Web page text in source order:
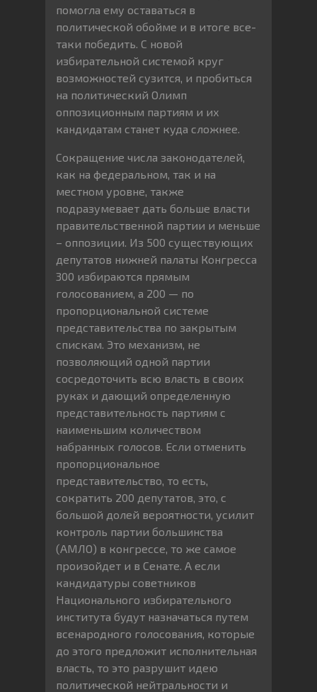
помогла ему оставаться в
политической обойме и в итоге все-
таки победить. С новой
избирательной системой круг
возможностей сузится, и пробиться
на политический Олимп
оппозиционным партиям и их
кандидатам станет куда сложнее.
Сокращение числа законодателей,
как на федеральном, так и на
местном уровне, также
подразумевает дать больше власти
правительственной партии и меньше
– оппозиции. Из 500 существующих
депутатов нижней палаты Конгресса
300 избираются прямым
голосованием, а 200 — по
пропорциональной системе
представительства по закрытым
спискам. Это механизм, не
позволяющий одной партии
сосредоточить всю власть в своих
руках и дающий определенную
представительность партиям с
наименьшим количеством
набранных голосов. Если отменить
пропорциональное
представительство, то есть,
сократить 200 депутатов, это, с
большой долей вероятности, усилит
контроль партии большинства
(АМЛО) в конгрессе, то же самое
произойдет и в Сенате. А если
кандидатуры советников
Национального избирательного
института будут назначаться путем
всенародного голосования, которые
до этого предложит исполнительная
власть, то это разрушит идею
политической нейтральности и